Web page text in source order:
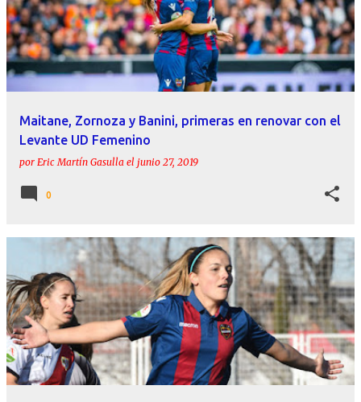
Maitane, Zornoza y Banini, primeras en renovar con el
Levante UD Femenino
por Eric Martín Gasulla el junio 27, 2019
0